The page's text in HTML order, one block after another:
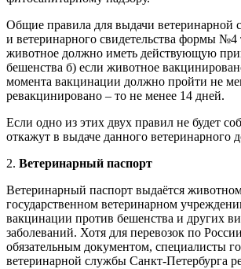
Общие правила для выдачи
и ветеринарного свидетельства формы №4
животное должно иметь действующую
бешенства б) если животное
момента вакцинации должно пройти не
ревакцинировано – то не менее 14 дней.
Если одно из этих двух правил не будет
откажут в выдаче данного ветеринарного
2. Ветеринарный паспорт
Ветеринарный паспорт выдаётся
государственном ветеринарном
вакцинации против бешенства и других
заболеваний. Хотя для перевозок по
обязательным документом, специалисты
ветеринарной службы Санкт-Петербурга